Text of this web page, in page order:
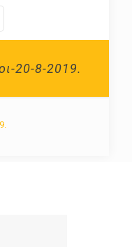
20-8-2019.